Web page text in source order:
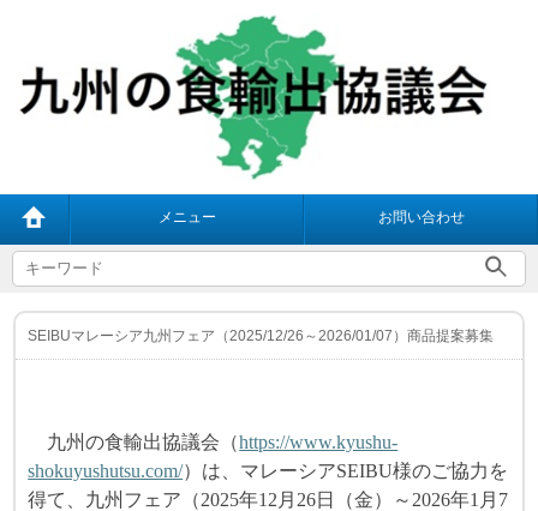
メニュー お問い合わせ
SEIBUマレーシア九州フェア（2025/12/26～2026/01/07）商品提案募集
九州の食輸出協議会（https://www.kyushu-
shokuyushutsu.com/）は、マレーシアSEIBU様のご協力を
得て、九州フェア（2025年12月26日（金）～2026年1月7